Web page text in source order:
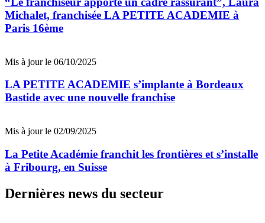
Michalet, franchisée LA PETITE ACADEMIE à
Paris 16ème
Mis à jour le 06/10/2025
LA PETITE ACADEMIE s’implante à Bordeaux
Bastide avec une nouvelle franchise
Mis à jour le 02/09/2025
La Petite Académie franchit les frontières et s’installe
à Fribourg, en Suisse
Dernières news du secteur